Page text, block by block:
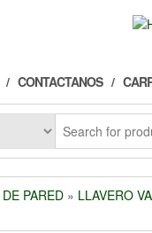
CONTACTANOS
PARED » LLAVERO